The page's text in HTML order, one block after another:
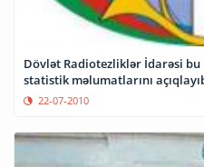
Dövlət Radiotezliklər İdarəsi
statistik məlumatlarını
22-07-2010